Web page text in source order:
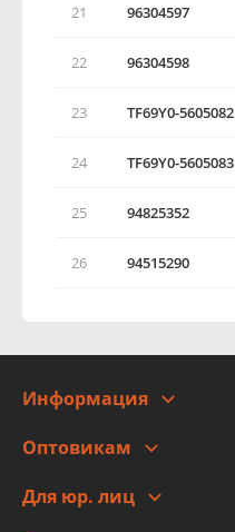
21 96304597
22 96304598
23 TF69Y0-5605082
24 TF69Y0-5605083
25 94825352
26 94515290
Информация
Адреса
Новости
Оптовикам
Для юр. лиц